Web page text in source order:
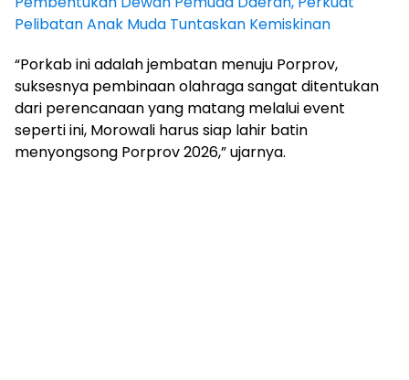
Pelibatan Anak Muda Tuntaskan Kemiskinan
“Porkab ini adalah jembatan menuju Porprov,
suksesnya pembinaan olahraga sangat ditentukan
dari perencanaan yang matang melalui event
seperti ini, Morowali harus siap lahir batin
menyongsong Porprov 2026,” ujarnya.